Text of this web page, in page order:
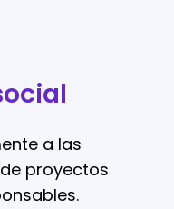
a las
proyectos